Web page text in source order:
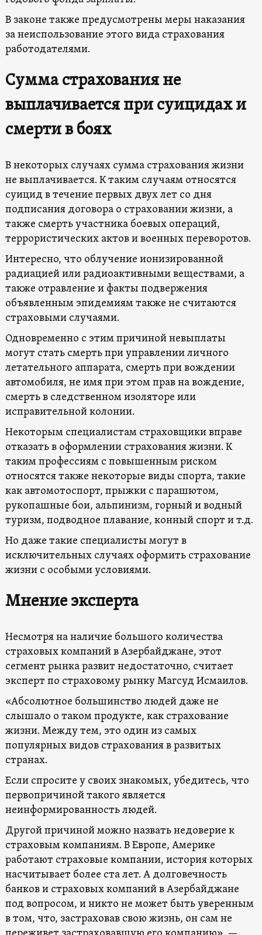
В законе также предусмотрены меры наказания
за неиспользование этого вида страхования
работодателями.
Сумма страхования не
выплачивается при суицидах и
смерти в боях
В некоторых случаях сумма страхования жизни
не выплачивается. К таким случаям относятся
суицид в течение первых двух лет со дня
подписания договора о страховании жизни, а
также смерть участника боевых операций,
террористических актов и военных переворотов.
Интересно, что облучение ионизированной
радиацией или радиоактивными веществами, а
также отравление и факты подвержения
объявленным эпидемиям также не считаются
страховыми случаями.
Одновременно с этим причиной невыплаты
могут стать смерть при управлении личного
летательного аппарата, смерть при вождении
автомобиля, не имя при этом прав на вождение,
смерть в следственном изоляторе или
исправительной колонии.
Некоторым специалистам страховщики вправе
отказать в оформлении страхования жизни. К
таким профессиям с повышенным риском
относятся также некоторые виды спорта, такие
как автомотоспорт, прыжки с парашютом,
рукопашные бои, альпинизм, горный и водный
туризм, подводное плавание, конный спорт и т.д.
Но даже такие специалисты могут в
исключительных случаях оформить страхование
жизни с особыми условиями.
Мнение эксперта
Несмотря на наличие большого количества
страховых компаний в Азербайджане, этот
сегмент рынка развит недостаточно, считает
эксперт по страховому рынку Магсуд Исмаилов.
«Абсолютное большинство людей даже не
слышало о таком продукте, как страхование
жизни. Между тем, это один из самых
популярных видов страхования в развитых
странах.
Если спросите у своих знакомых, убедитесь, что
первопричиной такого является
неинформированность людей.
Другой причиной можно назвать недоверие к
страховым компаниям. В Европе, Америке
работают страховые компании, история которых
насчитывает более ста лет. А долговечность
банков и страховых компаний в Азербайджане
под вопросом, и никто не может быть уверенным
в том, что, застраховав свою жизнь, он сам не